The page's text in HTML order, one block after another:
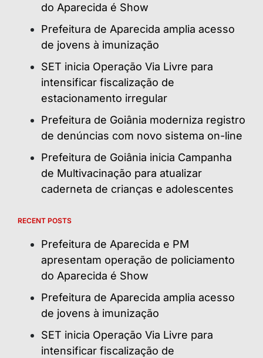
do Aparecida é Show
Prefeitura de Aparecida amplia acesso
de jovens à imunização
SET inicia Operação Via Livre para
intensificar fiscalização de
estacionamento irregular
Prefeitura de Goiânia moderniza registro
de denúncias com novo sistema on-line
Prefeitura de Goiânia inicia Campanha
de Multivacinação para atualizar
caderneta de crianças e adolescentes
RECENT POSTS
Prefeitura de Aparecida e PM
apresentam operação de policiamento
do Aparecida é Show
Prefeitura de Aparecida amplia acesso
de jovens à imunização
SET inicia Operação Via Livre para
intensificar fiscalização de